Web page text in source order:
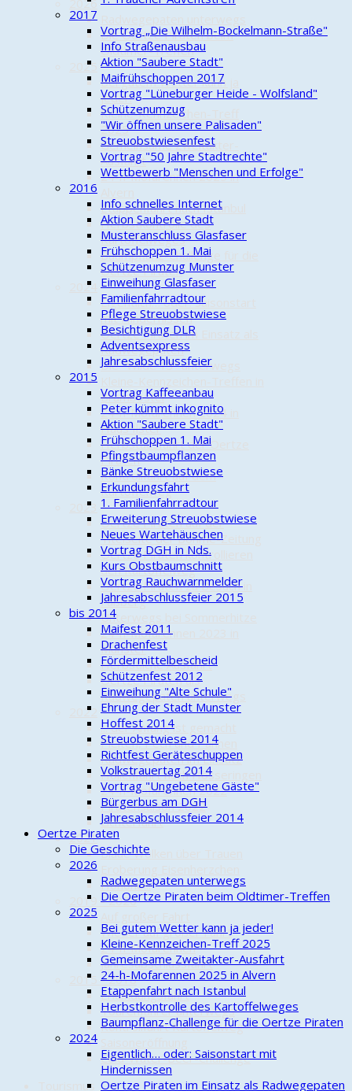
2026
Die Oertze Piraten beim
Oldtimer-Treffen
2025
Bei gutem Wetter kann ja
jeder!
Kleine-Kennzeichen-Treff
2025
Gemeinsame Zweitakter-
Ausfahrt
24-h-Mofarennen 2025 in
Etappenfahrt nach Istanbul
Herbstkontrolle des
Kartoffelweges
Baumpflanz-Challenge für die
Oertze Piraten
2024
Eigentlich… oder: Saisonstart
mit Hindernissen
Oertze Piraten im Einsatz als
Radwegepaten
Die "Wilde 13" unterwegs
Brambostel
24-h-Mofarennen 2024 in
Haus Ilster
Herbstausfahrt der Oertze
Piraten
Kontrollfahrt auf dem
Kartoffelweg
2023
Oertze Piraten auf der
Titelseite der Böhme-Zeitung
Oertze Piraten kontrollieren
den Kartoffelweg
Oertze Piraten zu Besuch in
Faßberg
Unterwegs bei Sommerhitze
24-h-Mofarennen 2023 in
Munster
Herbstliche Ausfahrt
Oertze Piraten als
Radwegepaten unterwegs
2022
... der Anfang ist gemacht
Pleiten, Pech und Pannen
Radwegepaten im Einsatz
Höllenfahrt nach Hösseringen
24-h-Mofarennen 2022
Piratensaison 2022
Lichterfahrt
2021
Blaue Wolken über Trauen
Hohoho!!!
2019 - 2020
Wieder auf großer Fahrt
24-h-Mofarennen
Jahresabschlussfahrt
2015 - 2018
Erkundungsfahrt
Tourenfahrer unterwegs
Kontrollfahrt Kartoffelweg
Cold-Water-Beer-Challenge
Tourismus
2017
Vortrag „Die Wilhelm-Bockelmann-Straße"
Info Straßenausbau
Aktion "Saubere Stadt"
Maifrühschoppen 2017
Vortrag "Lüneburger Heide - Wolfsland"
Schützenumzug
"Wir öffnen unsere Palisaden"
Streuobstwiesenfest
Vortrag "50 Jahre Stadtrechte"
Wettbewerb "Menschen und Erfolge"
2016
Info schnelles Internet
Aktion Saubere Stadt
Musteranschluss Glasfaser
Frühschoppen 1. Mai
Schützenumzug Munster
Einweihung Glasfaser
Familienfahrradtour
Pflege Streuobstwiese
Besichtigung DLR
Adventsexpress
Jahresabschlussfeier
2015
Vortrag Kaffeeanbau
Peter kümmt inkognito
Aktion "Saubere Stadt"
Frühschoppen 1. Mai
Pfingstbaumpflanzen
Bänke Streuobstwiese
Erkundungsfahrt
1. Familienfahrradtour
Erweiterung Streuobstwiese
Neues Wartehäuschen
Vortrag DGH in Nds.
Kurs Obstbaumschnitt
Vortrag Rauchwarnmelder
Jahresabschlussfeier 2015
bis 2014
Maifest 2011
Drachenfest
Fördermittelbescheid
Schützenfest 2012
Einweihung "Alte Schule"
Ehrung der Stadt Munster
Hoffest 2014
Streuobstwiese 2014
Richtfest Geräteschuppen
Volkstrauertag 2014
Vortrag "Ungebetene Gäste"
Bürgerbus am DGH
Jahresabschlussfeier 2014
Oertze Piraten
Die Geschichte
2026
Radwegepaten unterwegs
Die Oertze Piraten beim Oldtimer-Treffen
2025
Bei gutem Wetter kann ja jeder!
Kleine-Kennzeichen-Treff 2025
Gemeinsame Zweitakter-Ausfahrt
24-h-Mofarennen 2025 in Alvern
Etappenfahrt nach Istanbul
Herbstkontrolle des Kartoffelweges
Baumpflanz-Challenge für die Oertze Piraten
2024
Eigentlich… oder: Saisonstart mit
Hindernissen
Oertze Piraten im Einsatz als Radwegepaten